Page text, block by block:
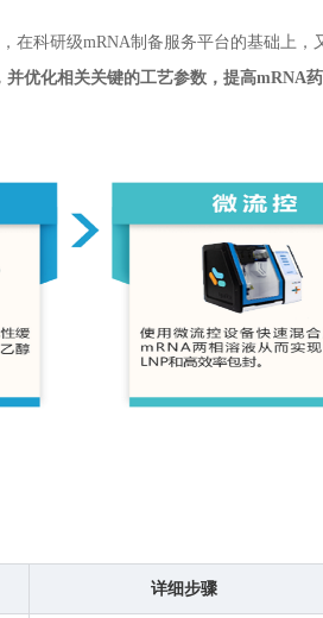
在科研级mRNA制备服务平台的基础上，
并优化相关关键的工艺参数，提高mRNA
详细步骤